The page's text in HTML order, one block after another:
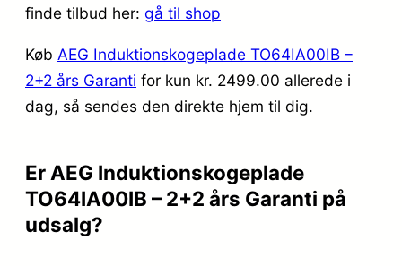
finde tilbud her: gå til shop
Køb AEG Induktionskogeplade TO64IA00IB –
2+2 års Garanti for kun kr. 2499.00 allerede i
dag, så sendes den direkte hjem til dig.
Er AEG Induktionskogeplade
TO64IA00IB – 2+2 års Garanti på
udsalg?